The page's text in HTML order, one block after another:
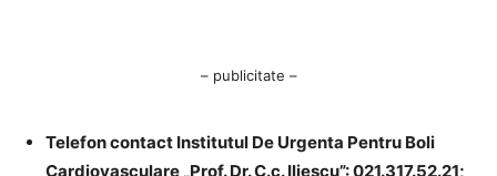
– publicitate –
Telefon contact Institutul De Urgenta Pentru Boli
Cardiovasculare „Prof. Dr. C.c. Iliescu”: 021.317.52.21;